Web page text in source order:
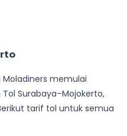
memulai
Surabaya–Mojokerto,
tarif tol untuk semua